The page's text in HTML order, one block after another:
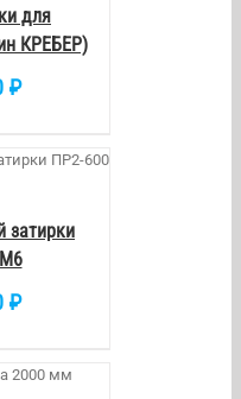
для
КРЕБЕР)
₽
затирки
₽